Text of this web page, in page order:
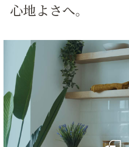
心地よさへ。